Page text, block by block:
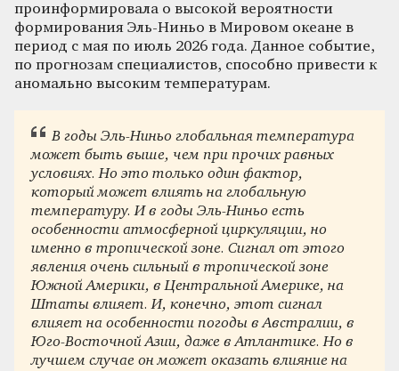
проинформировала о высокой вероятности
формирования Эль-Ниньо в Мировом океане в
период с мая по июль 2026 года. Данное событие,
по прогнозам специалистов, способно привести к
аномально высоким температурам.
В годы Эль-Ниньо глобальная температура
может быть выше, чем при прочих равных
условиях. Но это только один фактор,
который может влиять на глобальную
температуру. И в годы Эль-Ниньо есть
особенности атмосферной циркуляции, но
именно в тропической зоне. Сигнал от этого
явления очень сильный в тропической зоне
Южной Америки, в Центральной Америке, на
Штаты влияет. И, конечно, этот сигнал
влияет на особенности погоды в Австралии, в
Юго-Восточной Азии, даже в Атлантике. Но в
лучшем случае он может оказать влияние на